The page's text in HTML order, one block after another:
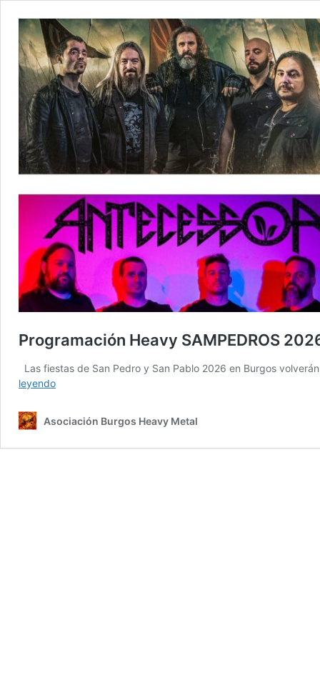
Programación Heavy SAMPEDROS
Las fiestas de San Pedro y San Pablo 2026 en Burgos
leyendoProgramación
2026
Asociación Burgos Heavy Metal